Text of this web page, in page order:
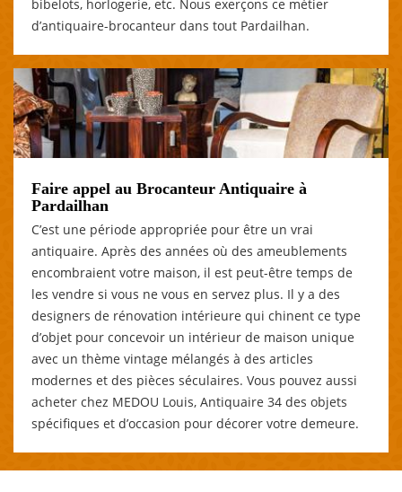
bibelots, horlogerie, etc. Nous exerçons ce métier
d’antiquaire-brocanteur dans tout Pardailhan.
Faire appel au Brocanteur Antiquaire à
Pardailhan
C’est une période appropriée pour être un vrai
antiquaire. Après des années où des ameublements
encombraient votre maison, il est peut-être temps de
les vendre si vous ne vous en servez plus. Il y a des
designers de rénovation intérieure qui chinent ce type
d’objet pour concevoir un intérieur de maison unique
avec un thème vintage mélangés à des articles
modernes et des pièces séculaires. Vous pouvez aussi
acheter chez MEDOU Louis, Antiquaire 34 des objets
spécifiques et d’occasion pour décorer votre demeure.